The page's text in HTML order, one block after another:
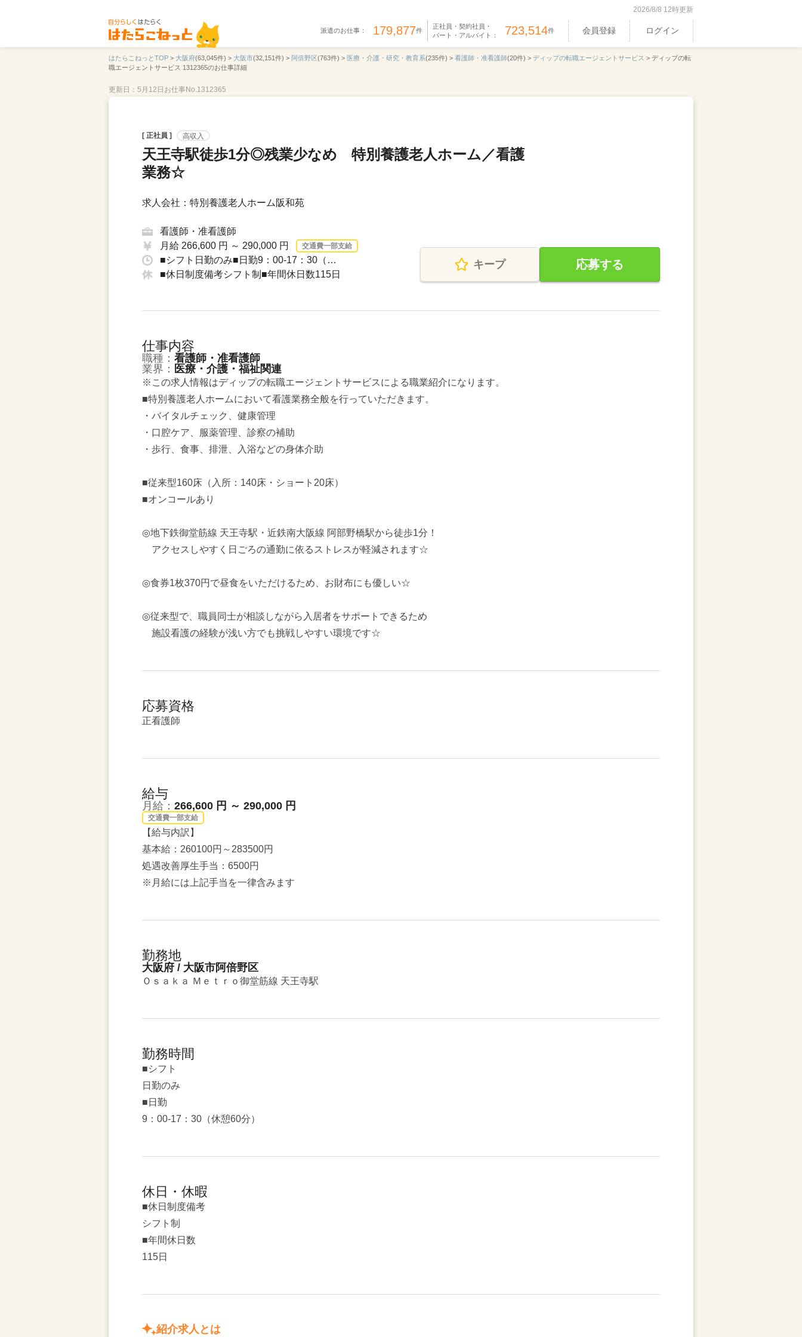
2026/8/8 12時更新
派遣のお仕事： 179,877件
正社員・契約社員・
パート・アルバイト： 723,514件 会員登録 ログイン
はたらこねっとTOP > 大阪府(63,045件) > 大阪市(32,151件) > 阿倍野区(763件) > 医療・介護・研究・教育系(235件) > 看護師・准看護師(20件) > ディップの転職エージェントサービス > ディップの転
職エージェントサービス 1312365のお仕事詳細
更新日：5月12日 お仕事No.1312365
[ 正社員 ] 高収入
天王寺駅徒歩1分◎残業少なめ 特別養護老人ホーム／看護
業務☆
求人会社：特別養護老人ホーム阪和苑
看護師・准看護師
月給 266,600 円 ～ 290,000 円
交通費一部支給
■シフト日勤のみ■日勤9：00-17：30（…
■休日制度備考シフト制■年間休日数115日
キープ 応募する
仕事内容
職種： 看護師・准看護師
業界： 医療・介護・福祉関連
※この求人情報はディップの転職エージェントサービスによる職業紹介になります。
■特別養護老人ホームにおいて看護業務全般を行っていただきます。
・バイタルチェック、健康管理
・口腔ケア、服薬管理、診察の補助
・歩行、食事、排泄、入浴などの身体介助
■従来型160床（入所：140床・ショート20床）
■オンコールあり
◎地下鉄御堂筋線 天王寺駅・近鉄南大阪線 阿部野橋駅から徒歩1分！
アクセスしやすく日ごろの通勤に依るストレスが軽減されます☆
◎食券1枚370円で昼食をいただけるため、お財布にも優しい☆
◎従来型で、職員同士が相談しながら入居者をサポートできるため
施設看護の経験が浅い方でも挑戦しやすい環境です☆
応募資格
正看護師
給与
月給： 266,600 円 ～ 290,000 円
交通費一部支給
【給与内訳】
基本給：260100円～283500円
処遇改善厚生手当：6500円
※月給には上記手当を一律含みます
勤務地
大阪府 / 大阪市阿倍野区
Ｏｓａｋａ Ｍｅｔｒｏ御堂筋線 天王寺駅
勤務時間
■シフト
日勤のみ
■日勤
9：00-17：30（休憩60分）
休日・休暇
■休日制度備考
シフト制
■年間休日数
115日
紹介求人とは